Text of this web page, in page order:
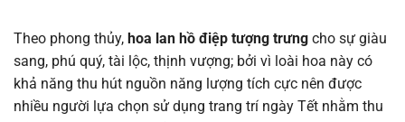
Theo phong thủy, hoa lan hồ điệp tượng trưng cho sự giàu
sang, phú quý, tài lộc, thịnh vượng; bởi vì loài hoa này có
khả năng thu hút nguồn năng lượng tích cực nên được
nhiều người lựa chọn sử dụng trang trí ngày Tết nhằm thu